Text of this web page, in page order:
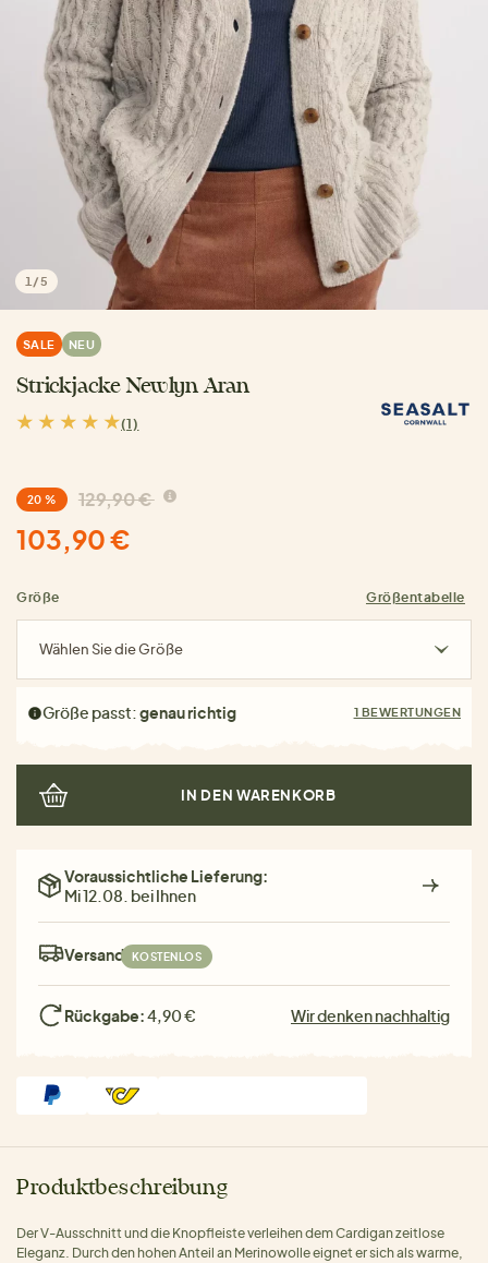
1 /5
SALE NEU
Strickjacke Newlyn Aran
(1)
20 % 129,90 €
103,90 €
Größe Größentabelle
Wählen Sie die Größe
Größe passt:genau richtig 1 BEWERTUNGEN
IN DEN WARENKORB
Voraussichtliche Lieferung:
Mi 12.08. bei Ihnen
Versand: KOSTENLOS
Rückgabe:4,90 € Wir denken nachhaltig
Produktbeschreibung
Der V-Ausschnitt und die Knopfleiste verleihen dem Cardigan zeitlose
Eleganz. Durch den hohen Anteil an Merinowolle eignet er sich als warme,